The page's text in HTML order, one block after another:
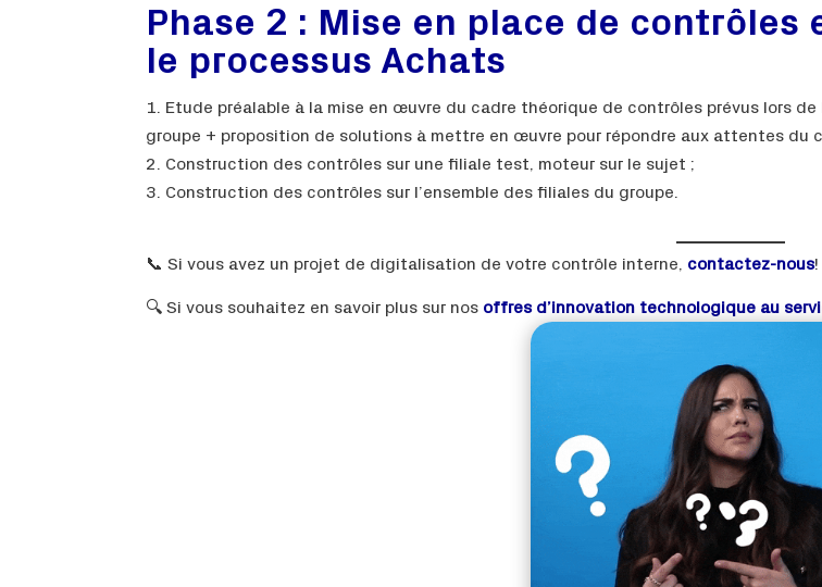
Phase 2 : Mise en place de contrôles
le processus Achats
Etude préalable à la mise en œuvre du cadre théorique de contrôles prévus lors
groupe + proposition de solutions à mettre en œuvre pour répondre aux attentes du
Construction des contrôles sur une filiale test, moteur sur le sujet ;
Construction des contrôles sur l’ensemble des filiales du groupe.
📞 Si vous avez un projet de digitalisation de votre contrôle interne, contactez-nous!
🔍 Si vous souhaitez en savoir plus sur nos offres d’innovation technologique au